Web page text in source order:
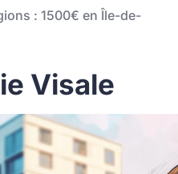
: 1500€ en Île-de-
Visale